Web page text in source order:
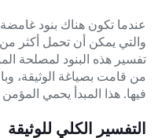
عندما تكون هناك بنود
والتي يمكن أن تحمل أكثر من
تفسير هذه البنود لمصلحة
من قامت بصياغة الوثيقة،
فيها. هذا المبدأ يحمي
التفسير الكلي للوثيقة